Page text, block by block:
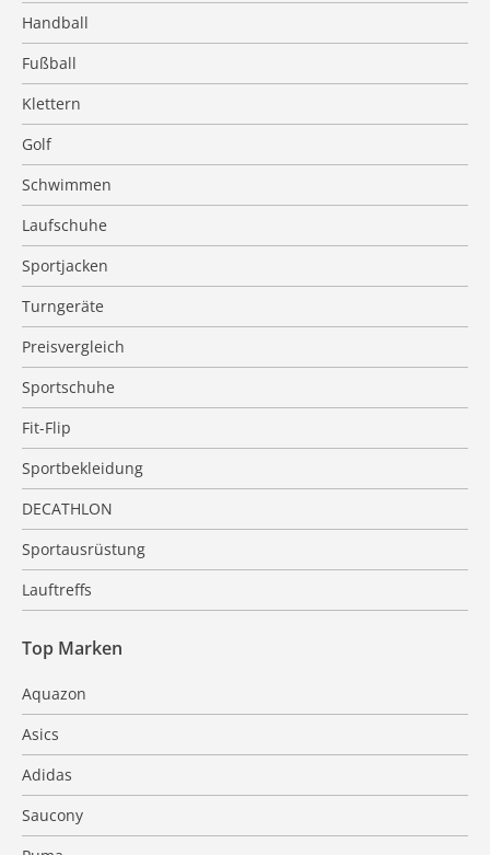
Handball
Fußball
Klettern
Golf
Schwimmen
Laufschuhe
Sportjacken
Turngeräte
Preisvergleich
Sportschuhe
Fit-Flip
Sportbekleidung
DECATHLON
Sportausrüstung
Lauftreffs
Top Marken
Aquazon
Asics
Adidas
Saucony